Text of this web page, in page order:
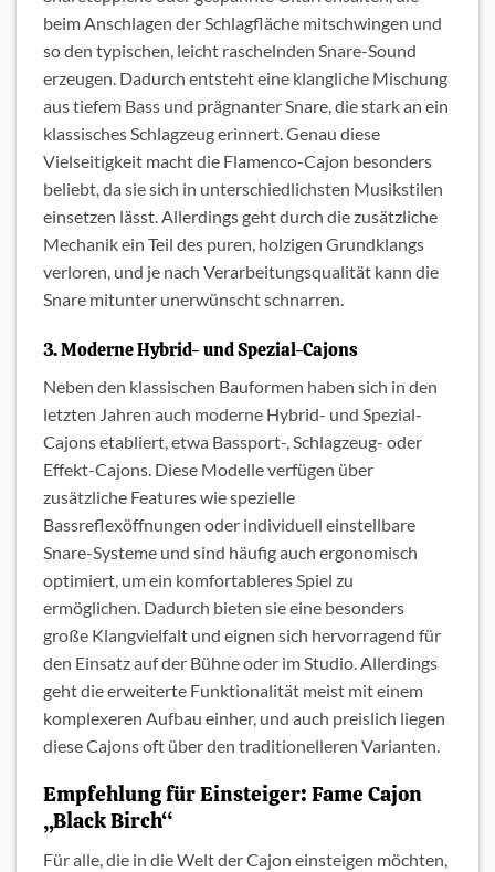
beim Anschlagen der Schlagfläche mitschwingen und
so den typischen, leicht raschelnden Snare-Sound
erzeugen. Dadurch entsteht eine klangliche Mischung
aus tiefem Bass und prägnanter Snare, die stark an ein
klassisches Schlagzeug erinnert. Genau diese
Vielseitigkeit macht die Flamenco-Cajon besonders
beliebt, da sie sich in unterschiedlichsten Musikstilen
einsetzen lässt. Allerdings geht durch die zusätzliche
Mechanik ein Teil des puren, holzigen Grundklangs
verloren, und je nach Verarbeitungsqualität kann die
Snare mitunter unerwünscht schnarren.
3. Moderne Hybrid- und Spezial-Cajons
Neben den klassischen Bauformen haben sich in den
letzten Jahren auch moderne Hybrid- und Spezial-
Cajons etabliert, etwa Bassport-, Schlagzeug- oder
Effekt-Cajons. Diese Modelle verfügen über
zusätzliche Features wie spezielle
Bassreflexöffnungen oder individuell einstellbare
Snare-Systeme und sind häufig auch ergonomisch
optimiert, um ein komfortableres Spiel zu
ermöglichen. Dadurch bieten sie eine besonders
große Klangvielfalt und eignen sich hervorragend für
den Einsatz auf der Bühne oder im Studio. Allerdings
geht die erweiterte Funktionalität meist mit einem
komplexeren Aufbau einher, und auch preislich liegen
diese Cajons oft über den traditionelleren Varianten.
Empfehlung für Einsteiger: Fame Cajon
„Black Birch“
Für alle, die in die Welt der Cajon einsteigen möchten,